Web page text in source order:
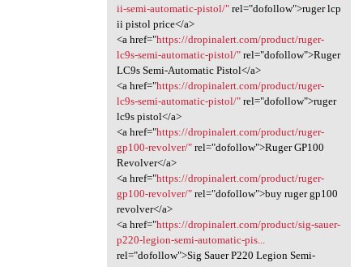
ii-semi-automatic-pistol/"rel="dofollow">ruger lcp
ii pistol price</a>
<a href="https://dropinalert.com/product/ruger-
lc9s-semi-automatic-pistol/"rel="dofollow">Ruger
LC9s Semi-Automatic Pistol</a>
<a href="https://dropinalert.com/product/ruger-
lc9s-semi-automatic-pistol/"rel="dofollow">ruger
lc9s pistol</a>
<a href="https://dropinalert.com/product/ruger-
gp100-revolver/"rel="dofollow">Ruger GP100
Revolver</a>
<a href="https://dropinalert.com/product/ruger-
gp100-revolver/"rel="dofollow">buy ruger gp100
revolver</a>
<a href="https://dropinalert.com/product/sig-sauer-
p220-legion-semi-automatic-pis...
rel="dofollow">Sig Sauer P220 Legion Semi-